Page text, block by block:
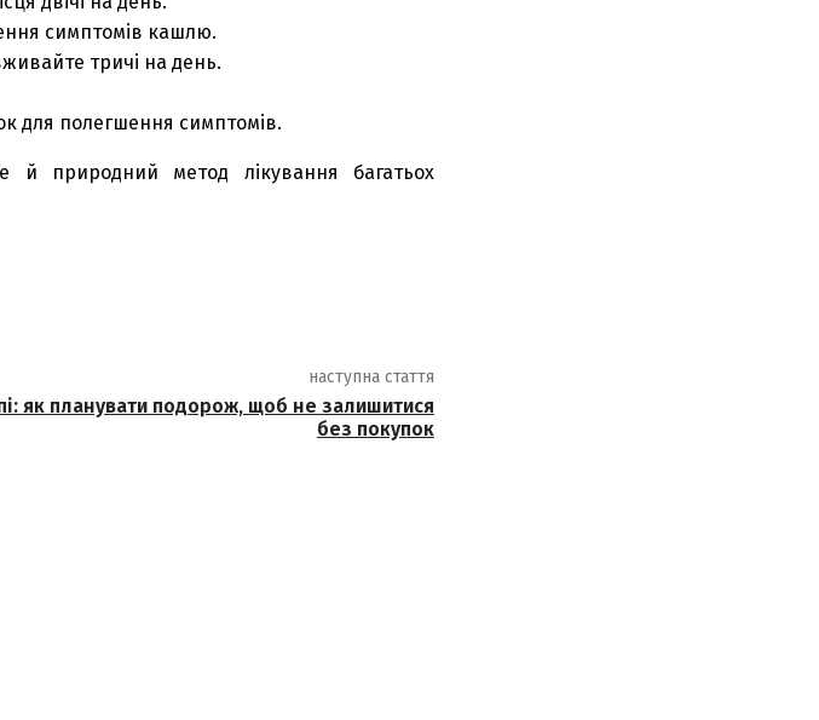
симптомів кашлю.
тричі на день.
для полегшення симптомів.
й природний метод лікування багатьох
наступна стаття
як планувати подорож, щоб не залишитися
без покупок